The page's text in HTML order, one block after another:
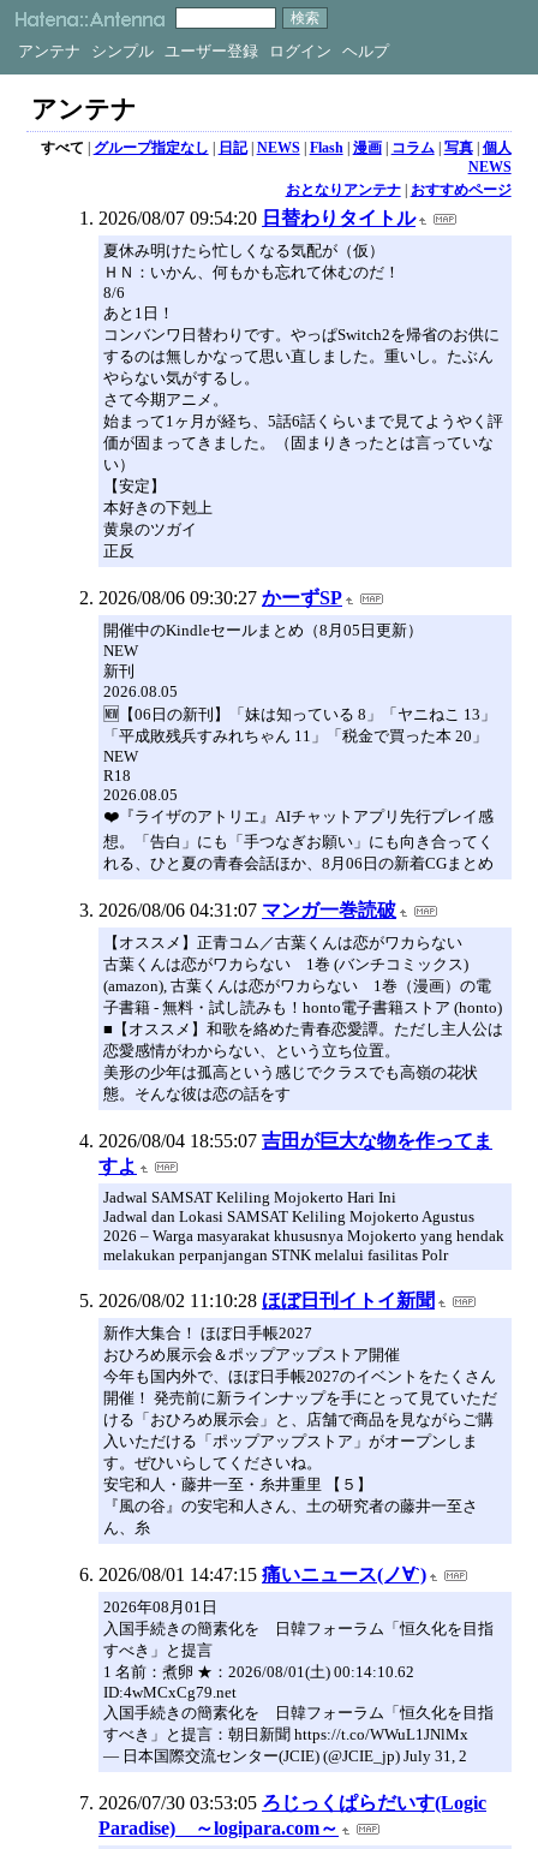
アンテナ シンプル ユーザー登録 ログイン ヘルプ
アンテナ
すべて | グループ指定なし | 日記| NEWS| Flash| 漫画| コラム| 写真| 個人
NEWS
おとなりアンテナ| おすすめページ
2026/08/07 09:54:20 日替わりタイトル
夏休み明けたら忙しくなる気配が（仮）
ＨＮ：いかん、何もかも忘れて休むのだ！
8/6
あと1日！
コンバンワ日替わりです。やっぱSwitch2を帰省のお供に
するのは無しかなって思い直しました。重いし。たぶん
やらない気がするし。
さて今期アニメ。
始まって1ヶ月が経ち、5話6話くらいまで見てようやく評
価が固まってきました。（固まりきったとは言っていな
い）
【安定】
本好きの下剋上
黄泉のツガイ
正反
2026/08/06 09:30:27 かーずSP
開催中のKindleセールまとめ（8月05日更新）
NEW
新刊
2026.08.05
🆕【06日の新刊】「妹は知っている 8」「ヤニねこ 13」
「平成敗残兵すみれちゃん 11」「税金で買った本 20」
NEW
R18
2026.08.05
❤️『ライザのアトリエ』AIチャットアプリ先行プレイ感
想。「告白」にも「手つなぎお願い」にも向き合ってく
れる、ひと夏の青春会話ほか、8月06日の新着CGまとめ
2026/08/06 04:31:07 マンガ一巻読破
【オススメ】正青コム／古葉くんは恋がワカらない
古葉くんは恋がワカらない 1巻 (バンチコミックス)
(amazon), 古葉くんは恋がワカらない 1巻（漫画）の電
子書籍 - 無料・試し読みも！honto電子書籍ストア (honto)
■【オススメ】和歌を絡めた青春恋愛譚。ただし主人公は
恋愛感情がわからない、という立ち位置。
美形の少年は孤高という感じでクラスでも高嶺の花状
態。そんな彼は恋の話をす
2026/08/04 18:55:07 吉田が巨大な物を作ってま
すよ
Jadwal SAMSAT Keliling Mojokerto Hari Ini
Jadwal dan Lokasi SAMSAT Keliling Mojokerto Agustus
2026 – Warga masyarakat khususnya Mojokerto yang hendak
melakukan perpanjangan STNK melalui fasilitas Polr
2026/08/02 11:10:28 ほぼ日刊イトイ新聞
新作大集合！ ほぼ日手帳2027
おひろめ展示会＆ポップアップストア開催
今年も国内外で、ほぼ日手帳2027のイベントをたくさん
開催！ 発売前に新ラインナップを手にとって見ていただ
ける「おひろめ展示会」と、店舗で商品を見ながらご購
入いただける「ポップアップストア」がオープンしま
す。ぜひいらしてくださいね。
安宅和人・藤井一至・糸井重里 【５】
『風の谷』の安宅和人さん、土の研究者の藤井一至さ
ん、糸
2026/08/01 14:47:15 痛いニュース(ノ∀`)
2026年08月01日
入国手続きの簡素化を 日韓フォーラム「恒久化を目指
すべき」と提言
1 名前：煮卵 ★：2026/08/01(土) 00:14:10.62
ID:4wMCxCg79.net
入国手続きの簡素化を 日韓フォーラム「恒久化を目指
すべき」と提言：朝日新聞 https://t.co/WWuL1JNlMx
— 日本国際交流センター(JCIE) (@JCIE_jp) July 31, 2
2026/07/30 03:53:05 ろじっくぱらだいす(Logic
Paradise) ～logipara.com～